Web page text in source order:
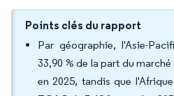
Points clés du rapport
Par géographie, l'Asie-
33,90 % de la part du
en 2025, tandis que